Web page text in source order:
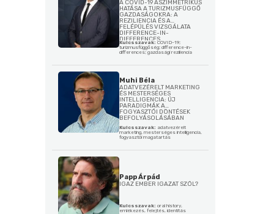
A COVID-19 ASZIMMETRIKUS
HATÁSA A TURIZMUSFÜGGŐ
GAZDASÁGOKRA: A
REZILIENCIA ÉS A
FELÉPÜLÉS VIZSGÁLATA
DIFFERENCE-IN-
DIFFERENCES
MEGKÖZELÍTÉSSEL
Kulcsszavak: COVID-19;
turizmusfüggőség; difference-in-
differences; gazdasági reziliencia
Muhi Béla
ADATVEZÉRELT MARKETING
ÉS MESTERSÉGES
INTELLIGENCIA: ÚJ
PARADIGMÁK A
FOGYASZTÓI DÖNTÉSEK
BEFOLYÁSOLÁSÁBAN
Kulcsszavak: adatvezérelt
marketing, mesterséges intelligencia,
fogyasztói magatartás
Papp Árpád
IGAZ EMBER IGAZAT SZÓL?
Kulcsszavak: oral history,
emlékezés, felejtés, identitás